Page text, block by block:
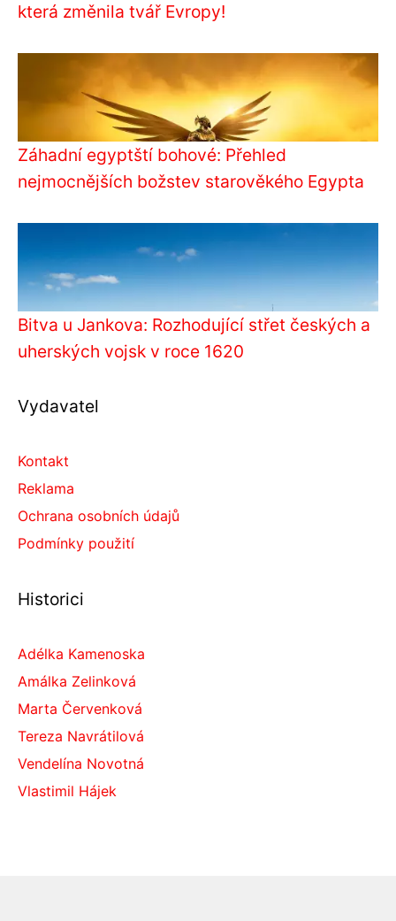
která změnila tvář Evropy!
Záhadní egyptští bohové: Přehled
nejmocnějších božstev starověkého Egypta
Bitva u Jankova: Rozhodující střet českých a
uherských vojsk v roce 1620
Vydavatel
Kontakt
Reklama
Ochrana osobních údajů
Podmínky použití
Historici
Adélka Kamenoska
Amálka Zelinková
Marta Červenková
Tereza Navrátilová
Vendelína Novotná
Vlastimil Hájek